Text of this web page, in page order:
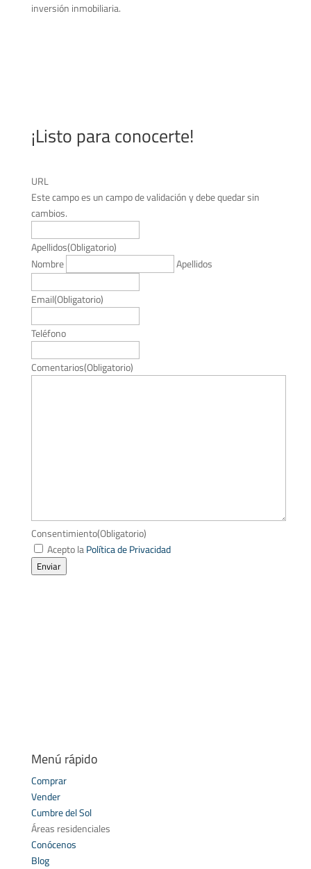
inversión inmobiliaria.
¡Listo para conocerte!
URL
Este campo es un campo de validación y debe quedar sin
cambios.
Apellidos(Obligatorio)
Nombre
Apellidos
Email(Obligatorio)
Teléfono
Comentarios(Obligatorio)
Consentimiento(Obligatorio)
Acepto laPolítica de Privacidad
Enviar
Menú rápido
Comprar
Vender
Cumbre del Sol
Áreas residenciales
Conócenos
Blog